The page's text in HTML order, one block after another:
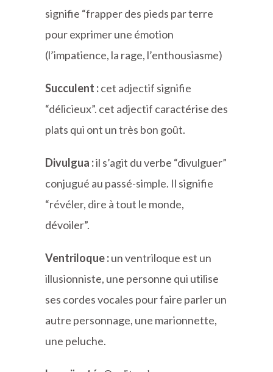
signifie “frapper des pieds par terre
pour exprimer une émotion
(l’impatience, la rage, l’enthousiasme)
Succulent :cet adjectif signifie
“délicieux”. cet adjectif caractérise des
plats qui ont un très bon goût.
Divulgua :il s’agit du verbe “divulguer”
conjugué au passé-simple. Il signifie
“révéler, dire à tout le monde,
dévoiler”.
Ventriloque :un ventriloque est un
illusionniste, une personne qui utilise
ses cordes vocales pour faire parler un
autre personnage, une marionnette,
une peluche.